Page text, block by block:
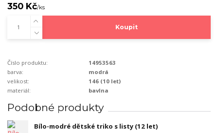
350 Kč/ks
Koupit
Číslo produktu:
14953563
barva:
modrá
velikost:
146 (10 let)
materiál:
bavlna
Podobné produkty
Bílo-modré dětské triko s listy (12 let)